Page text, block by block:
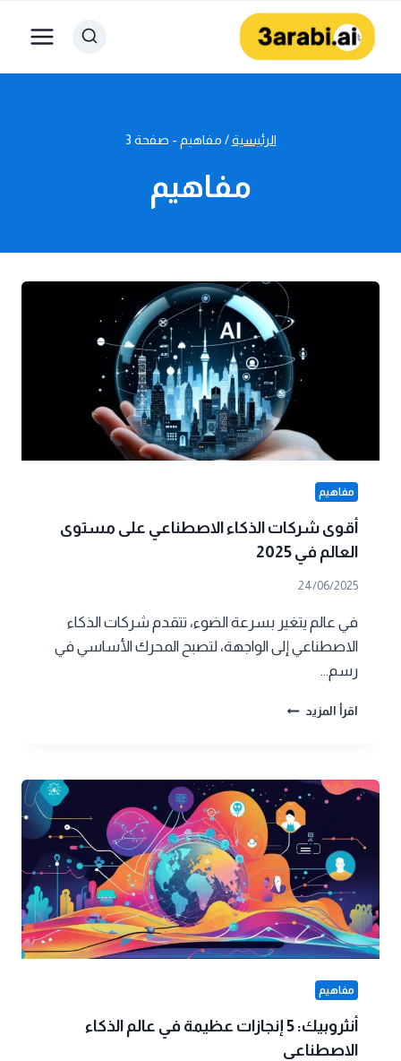
المحتوى
الرئيسية / مفاهيم - صفحة 3
مفاهيم
مفاهيم
أقوى شركات الذكاء الاصطناعي على مستوى
العالم في 2025
24/06/2025
في عالم يتغير بسرعة الضوء، تتقدم شركات الذكاء
الاصطناعي إلى الواجهة، لتصبح المحرك الأساسي في
رسم…
اقرأ المزيد أقوى
على
مستوى
العالم
2025
مفاهيم
أنثروبيك: 5 إنجازات عظيمة في عالم الذكاء
الاصطناعي